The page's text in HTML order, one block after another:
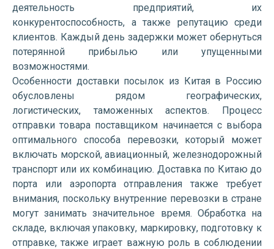
деятельность предприятий, их
конкурентоспособность, а также репутацию среди
клиентов. Каждый день задержки может обернуться
потерянной прибылью или упущенными
возможностями.
Особенности доставки посылок из Китая в Россию
обусловлены рядом географических,
логистических, таможенных аспектов. Процесс
отправки товара поставщиком начинается с выбора
оптимального способа перевозки, который может
включать морской, авиационный, железнодорожный
транспорт или их комбинацию. Доставка по Китаю до
порта или аэропорта отправления также требует
внимания, поскольку внутренние перевозки в стране
могут занимать значительное время. Обработка на
складе, включая упаковку, маркировку, подготовку к
отправке, также играет важную роль в соблюдении